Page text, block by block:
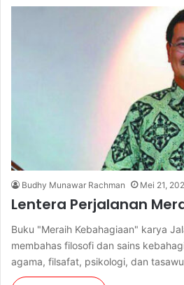
Budhy Munawar Rachman Mei 21,
Lentera Perjalanan
Buku "Meraih Kebahagiaan" karya
membahas filosofi dan sains
agama, filsafat, psikologi, dan